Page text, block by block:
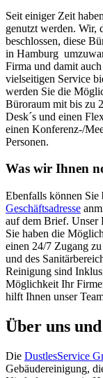
Seit einiger Zeit
genutzt werden. Wir,
beschlossen, diese
in Hamburg
Firma und damit
vielseitigen Service
werden Sie die
Büroraum mit bis zu
Desk´s und einen
einen Konferenz-/
Personen.
Was wir Ihnen
Ebenfalls können
Geschäftsadresse
auf dem Brief. Unser
Sie haben die
einen 24/7 Zugang
und des
Reinigung sind
Möglichkeit Ihr
hilft Ihnen unser
Über uns
Die DustlesService
Gebäudereinigung,